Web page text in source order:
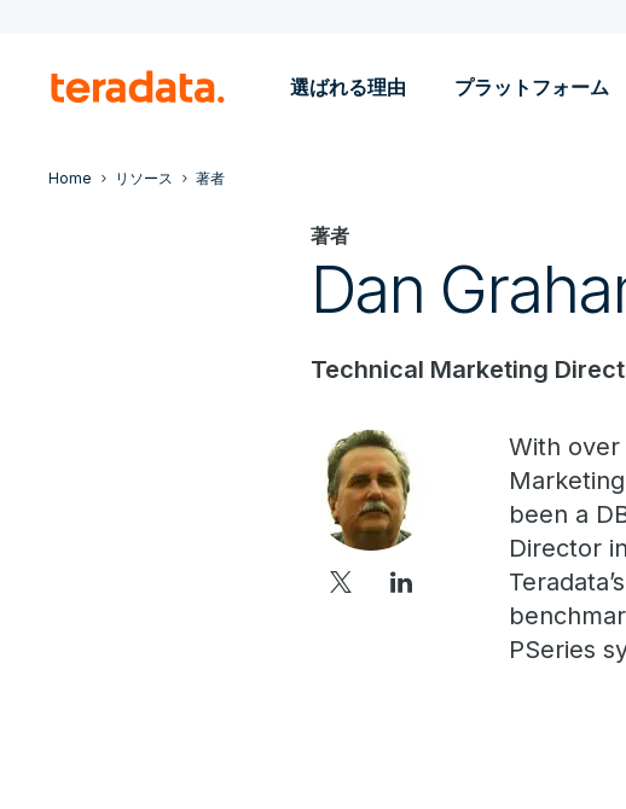
選ばれる理由 プラットフォーム
Home リソース 著者
著者
Dan
Technical Marketing
With over
been a
Director
PSeries